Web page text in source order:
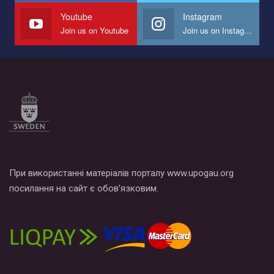
СОГИ в Украине.
Все, что вам нужно сделать - это зайти на наш канал YouTube
по этой ссылке и поставить лайк под видео.
Youtube
Join us on Youtube
Instagram
Join us on Instagram
При використанні матеріалів порталу www.upogau.org
посилання на сайт є обов’язковим.